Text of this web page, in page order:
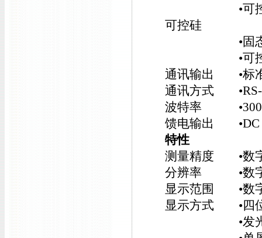
•可控硅过零
可控硅
•固态继电器
•可控硅过
通讯输出 •标
通讯方式 •RS-
波特率
馈电输出 •DC
特性
测量精度 •数字
分辨率 •数字
显示范围 •数字
显示方式 •四位
•发光二极管